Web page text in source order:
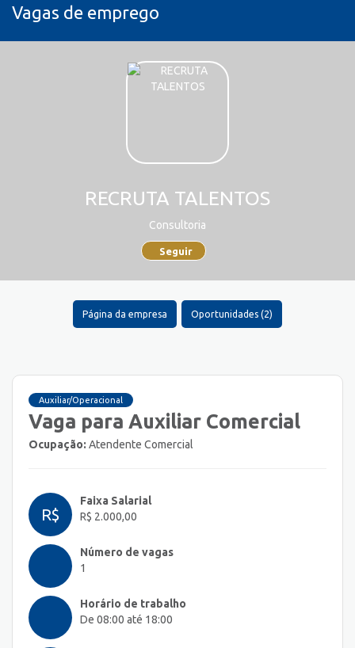
Vagas de emprego
RECRUTA TALENTOS
Consultoria
Seguir
Página da empresa Oportunidades (2)
Auxiliar/Operacional
Vaga para Auxiliar Comercial
Ocupação: Atendente Comercial
R$
Faixa Salarial
R$ 2.000,00
Número de vagas
1
Horário de trabalho
De 08:00 até 18:00